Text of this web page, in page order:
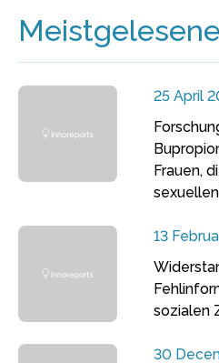
25 April
Frauen,
13
sozialen
30